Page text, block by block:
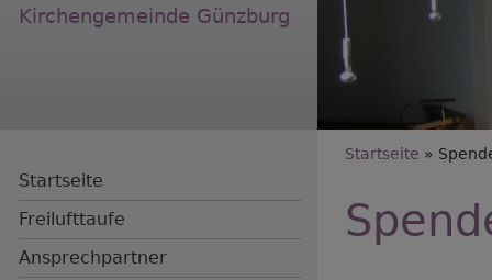
Kirchengemeinde Günzburg
Startseite
Freilufttaufe
Ansprechpartner
Startseite